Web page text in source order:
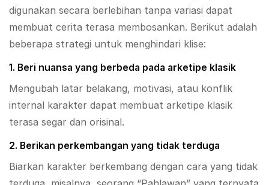
digunakan secara berlebihan tanpa variasi dapat
membuat cerita terasa membosankan. Berikut adalah
beberapa strategi untuk menghindari klise:
1. Beri nuansa yang berbeda pada arketipe klasik
Mengubah latar belakang, motivasi, atau konflik
internal karakter dapat membuat arketipe klasik
terasa segar dan orisinal.
2. Berikan perkembangan yang tidak terduga
Biarkan karakter berkembang dengan cara yang tidak